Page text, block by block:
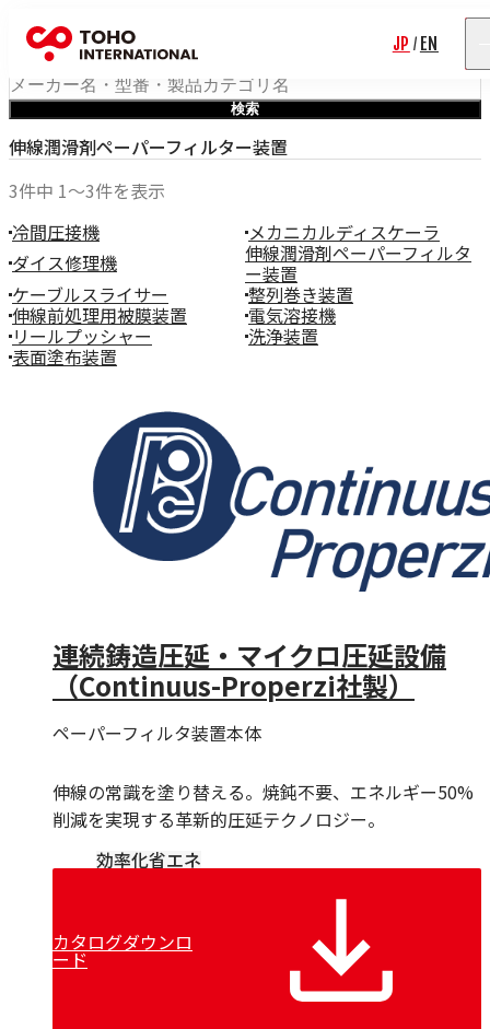
JP / EN
輸入事業製品検索
ワード検索
お悩み・工程別検索
Niwar
Roblon
Fort Wayne Wire Die
Properzi
Proton Products
Paramount Die
Sjogren
Windak
GEO
Wire Lab（WILCO）
泉ダイス
Conoptica
GECA-TAPES
Magnetic Analysis Corporation（MAC）
Renova
Witechs
IDEAL
Magnetic Technologies
Booockmann
Lamnea
DEM
Air Control Industries（ACI）
COSMOS
検索
伸線潤滑剤ペーパーフィルター装置
3件中 1〜3件を表示
冷間圧接機
メカニカルディスケーラ
ダイス修理機
伸線潤滑剤ペーパーフィルタ
ー装置
ケーブルスライサー 整列巻き装置
伸線前処理用被膜装置 電気溶接機
リールプッシャー 洗浄装置
表面塗布装置
連続鋳造圧延・マイクロ圧延設備
（Continuus-Properzi社製）
ペーパーフィルタ装置本体
伸線の常識を塗り替える。焼鈍不要、エネルギー50%
削減を実現する革新的圧延テクノロジー。
効率化省エネ
カタログダウンロ
ード